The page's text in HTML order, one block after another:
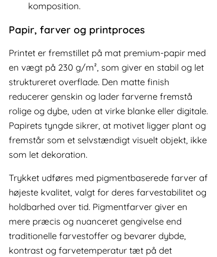
komposition.
Papir, farver og printproces
Printet er fremstillet på mat premium-papir med
en vægt på 230 g/m², som giver en stabil og let
struktureret overflade. Den matte finish
reducerer genskin og lader farverne fremstå
rolige og dybe, uden at virke blanke eller digitale.
Papirets tyngde sikrer, at motivet ligger plant og
fremstår som et selvstændigt visuelt objekt, ikke
som let dekoration.
Trykket udføres med pigmentbaserede farver af
højeste kvalitet, valgt for deres farvestabilitet og
holdbarhed over tid. Pigmentfarver giver en
mere præcis og nuanceret gengivelse end
traditionelle farvestoffer og bevarer dybde,
kontrast og farvetemperatur tæt på det